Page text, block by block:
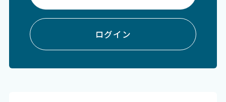
ログイン